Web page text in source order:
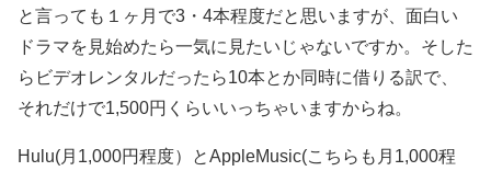
と言っても１ヶ月で3・4本程度だと思いますが、面白い
ドラマを見始めたら一気に見たいじゃないですか。そした
らビデオレンタルだったら10本とか同時に借りる訳で、
それだけで1,500円くらいいっちゃいますからね。
Hulu(月1,000円程度）とAppleMusic(こちらも月1,000程